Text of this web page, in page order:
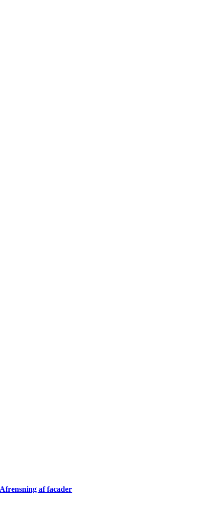
Afrensning af facader